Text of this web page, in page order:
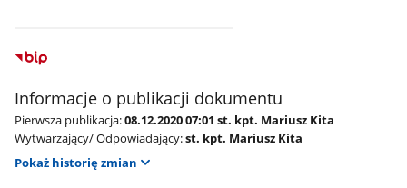
Informacje o publikacji dokumentu
Pierwsza publikacja:08.12.2020 07:01 st. kpt. Mariusz Kita
Wytwarzający/ Odpowiadający:st. kpt. Mariusz Kita
Pokaż historię zmian